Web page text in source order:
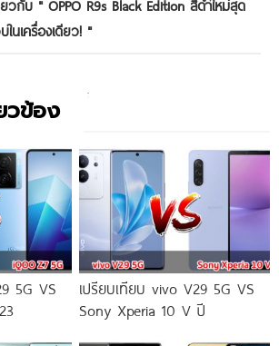
ยวกับ " OPPO R9s Black Edition สีดำใหม่สุด
นเครื่องเดียว! "
วข้อง
5G VS
เปรียบเทียบ vivo V29 5G VS
Sony Xperia 10 V ปี